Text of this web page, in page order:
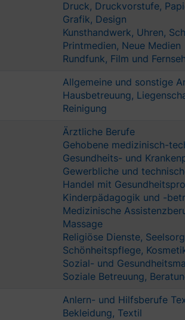
Druck, Druckvorstufe,
Grafik, Design
Kunsthandwerk, Uhren,
Printmedien, Neue Medien
Rundfunk, Film und
Allgemeine und sonstige
Hausbetreuung,
Reinigung
Ärztliche Berufe
Gehobene medizinisch-
Gesundheits- und
Gewerbliche und
Handel mit
Kinderpädagogik und -
Medizinische
Massage
Religiöse Dienste,
Schönheitspflege,
Sozial- und
Soziale Betreuung,
Anlern- und Hilfsberufe
Bekleidung, Textil